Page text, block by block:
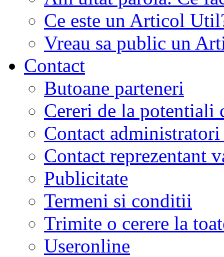
Ce este un Articol
Vreau sa public un
Contact
Butoane parteneri
Cereri de la potentiali
Contact
Contact reprezentant
Publicitate
Termeni si conditii
Trimite o cerere la
Useronline